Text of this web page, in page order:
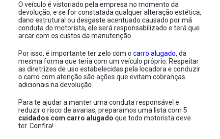
O veículo é vistoriado pela empresa no momento da
devolução, e se for constatada qualquer alteração estética,
dano estrutural ou desgaste acentuado causado por má
conduta do motorista, ele será responsabilizado e terá que
arcar com os custos da manutenção.
Por isso, é importante ter zelo com ocarro alugado, da
mesma forma que teria com um veículo próprio. Respeitar
as diretrizes de uso estabelecidas pela locadora e conduzir
o carro com atenção são ações que evitam cobranças
adicionais na devolução.
Para te ajudar a manter uma conduta responsável e
reduzir o risco de avarias, preparamos uma lista com 5
cuidados com carro alugado que todo motorista deve
ter. Confira!